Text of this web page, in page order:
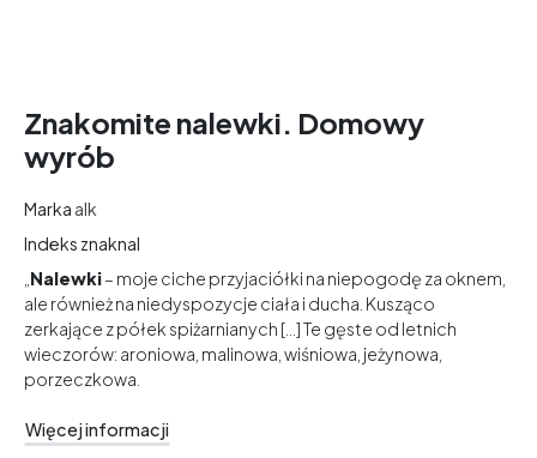
Znakomite nalewki. Domowy
wyrób
Marka alk
Indeks znaknal
Nalewki– moje ciche przyjaciółki na niepogodę za oknem,
ale również na niedyspozycje ciała i ducha. Kusząco
zerkające z półek spiżarnianych [...] Te gęste od letnich
wieczorów: aroniowa, malinowa, wiśniowa, jeżynowa,
porzeczkowa.
Więcej informacji